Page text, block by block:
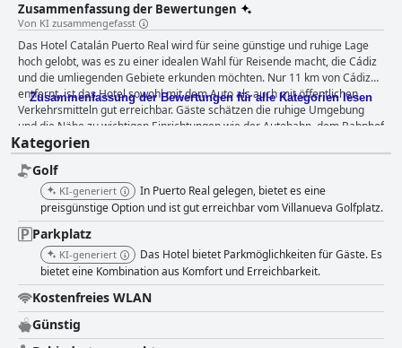
Zusammenfassung der Bewertungen
Von KI zusammengefasst
Das Hotel Catalán Puerto Real wird für seine günstige und ruhige Lage
hoch gelobt, was es zu einer idealen Wahl für Reisende macht, die Cádiz
und die umliegenden Gebiete erkunden möchten. Nur 11 km von Cádiz
entfernt, ist das Hotel sowohl mit dem Auto als auch mit öffentlichen
Verkehrsmitteln gut erreichbar. Gäste schätzen die ruhige Umgebung
und die Nähe zu wichtigen Einrichtungen wie der Autobahn, dem Bahnhof
und einem spektakulären Park in der Nähe. Das Frühstückserlebnis im
Hotel wird im Allgemeinen gut aufgenommen, wobei die Gäste häufig die
Qualität und den Geschmack des Angebots loben. Die Gäste genießen
die hausgemachten Speisen in der hoteleigenen Cafeteria oder einem
nahegelegenen Restaurant, obwohl einige die begrenzte Auswahl und die
Preisgestaltung bemängelten. Die positive Atmosphäre und der
angenehme Service tragen zum Frühstückserlebnis bei. Das hoteleigene
Restaurant, das gemischte Kritiken erhält, wird für sein schmackhaftes
Essen und seine angemessenen Preise gelobt, wobei bestimmte Gerichte
wie Schweinemedaillons positive Erwähnungen finden. Die
Servicequalität, insbesondere durch freundliches Personal wie Pepe,
trägt zur Attraktivität des Restaurants bei, obwohl einige Gäste die
Qualität und die Preise des Abendessens als nicht ihren Erwartungen
Zusammenfassung der Bewertungen für alle Kategorien lesen
Kategorien
Golf
KI-generiert
In Puerto Real gelegen, bietet es eine
preisgünstige Option und ist gut erreichbar vom Villanueva Golfplatz.
Parkplatz
KI-generiert
Das Hotel bietet Parkmöglichkeiten für Gäste. Es
bietet eine Kombination aus Komfort und Erreichbarkeit.
Kostenfreies WLAN
Günstig